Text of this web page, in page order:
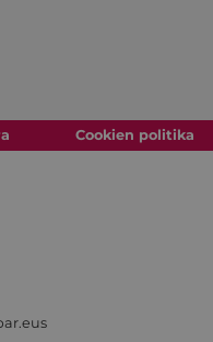
Cookien politika